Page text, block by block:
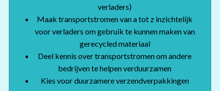
verladers)
Maak transportstromen van a tot z inzichtelijk
voor verladers om gebruik te kunnen maken van
gerecycled materiaal
Deel kennis over transportstromen om andere
bedrijven te helpen verduurzamen
Kies voor duurzamere verzendverpakkingen